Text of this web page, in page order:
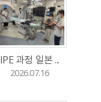
IPE 과정 일본 ...
2026.07.16